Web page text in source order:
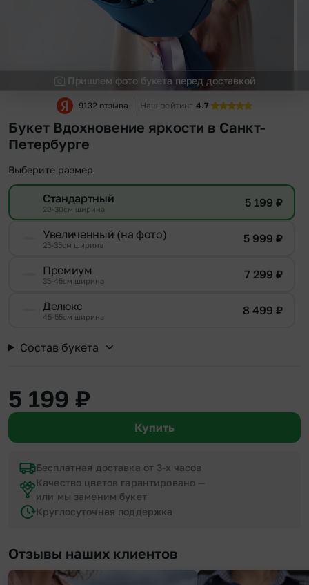
Пришлем фото букета перед доставкой
9132 отзыва Наш рейтинг 4.7
Букет Вдохновение яркости в Санкт-
Петербурге
Выберите размер
Стандартный
20-30см ширина 5 199 ₽
Увеличенный (на фото)
25-35см ширина 5 999 ₽
Премиум
35-45см ширина 7 299 ₽
Делюкс
45-55см ширина 8 499 ₽
Состав букета
5 199 ₽
Купить
Бесплатная доставка от 3-х часов
Качество цветов гарантировано —
или мы заменим букет
Круглосуточная поддержка
Отзывы наших клиентов